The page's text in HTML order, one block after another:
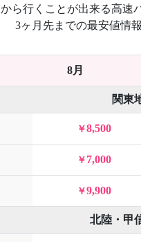
から行くことが出来る高速
3ヶ月先までの最安値情
8月
関東
8,500
7,000
9,900
北陸・甲